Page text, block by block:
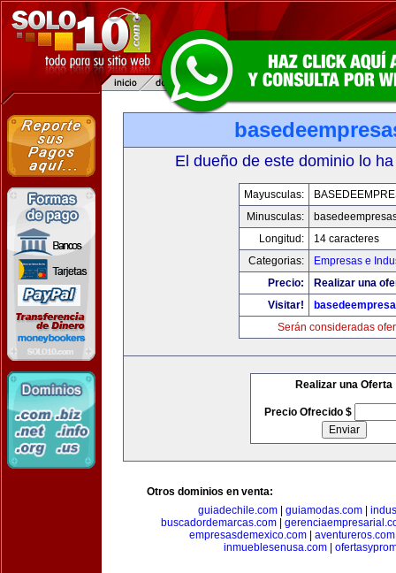
El dueño de este dominio lo
Mayusculas:
Minusculas:
Longitud:
14 caracteres
Categorias:
Empresas e
Precio:
Realizar una
Visitar!
Serán consideradas
Realizar una Oferta
Precio Ofrecido $
Otros dominios en venta:
guiadechile.com
guiamodas.com
buscadordemarcas.com|
empresasdemexico.com| aventureros.com
inmueblesenusa.com